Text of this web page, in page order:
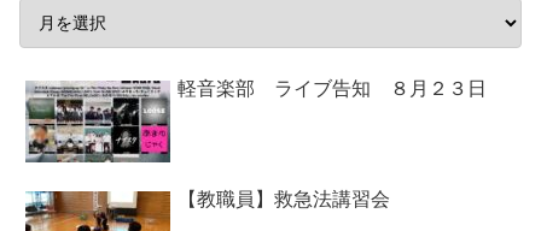
軽音楽部 ライブ告知 ８月２３日
【教職員】救急法講習会